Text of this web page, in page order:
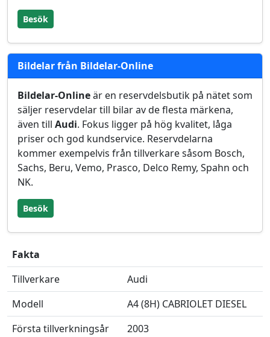
Besök
Bildelar från Bildelar-Online
Bildelar-Onlineär en reservdelsbutik på nätet som
säljer reservdelar till bilar av de flesta märkena,
även till Audi. Fokus ligger på hög kvalitet, låga
priser och god kundservice. Reservdelarna
kommer exempelvis från tillverkare såsom Bosch,
Sachs, Beru, Vemo, Prasco, Delco Remy, Spahn och
NK.
Besök
Fakta
Tillverkare
Audi
Modell
A4 (8H) CABRIOLET DIESEL
Första tillverkningsår
2003